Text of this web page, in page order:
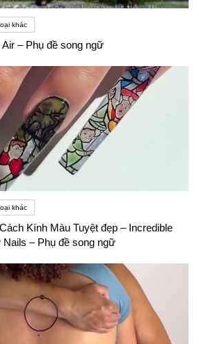
khác
– Phụ đề song ngữ
khác
Kính Màu Tuyệt đẹp – Incredible
– Phụ đề song ngữ